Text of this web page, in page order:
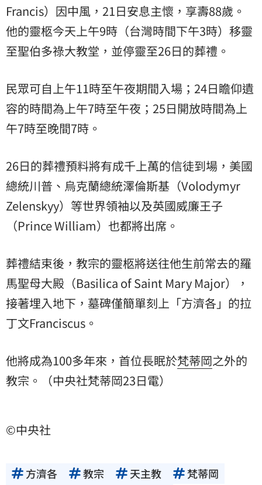
Francis）因中風，21日安息主懷，享壽88歲。
他的靈柩今天上午9時（台灣時間下午3時）移靈
至聖伯多祿大教堂，並停靈至26日的葬禮。
民眾可自上午11時至午夜期間入場；24日瞻仰遺
容的時間為上午7時至午夜；25日開放時間為上
午7時至晚間7時。
26日的葬禮預料將有成千上萬的信徒到場，美國
總統川普、烏克蘭總統澤倫斯基（Volodymyr
Zelenskyy）等世界領袖以及英國威廉王子
（Prince William）也都將出席。
葬禮結束後，教宗的靈柩將送往他生前常去的羅
馬聖母大殿（Basilica of Saint Mary Major），
接著埋入地下，墓碑僅簡單刻上「方濟各」的拉
丁文Franciscus。
他將成為100多年來，首位長眠於梵蒂岡之外的
教宗。（中央社梵蒂岡23日電）
©中央社
方濟各 教宗 天主教
梵蒂岡